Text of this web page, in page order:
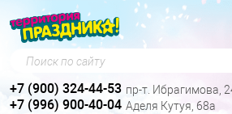
Поиск по сайту
+7 (900) 324-44-53 пр-т. Ибрагимова,
+7 (996) 900-40-04 Аделя Кутуя, 68а